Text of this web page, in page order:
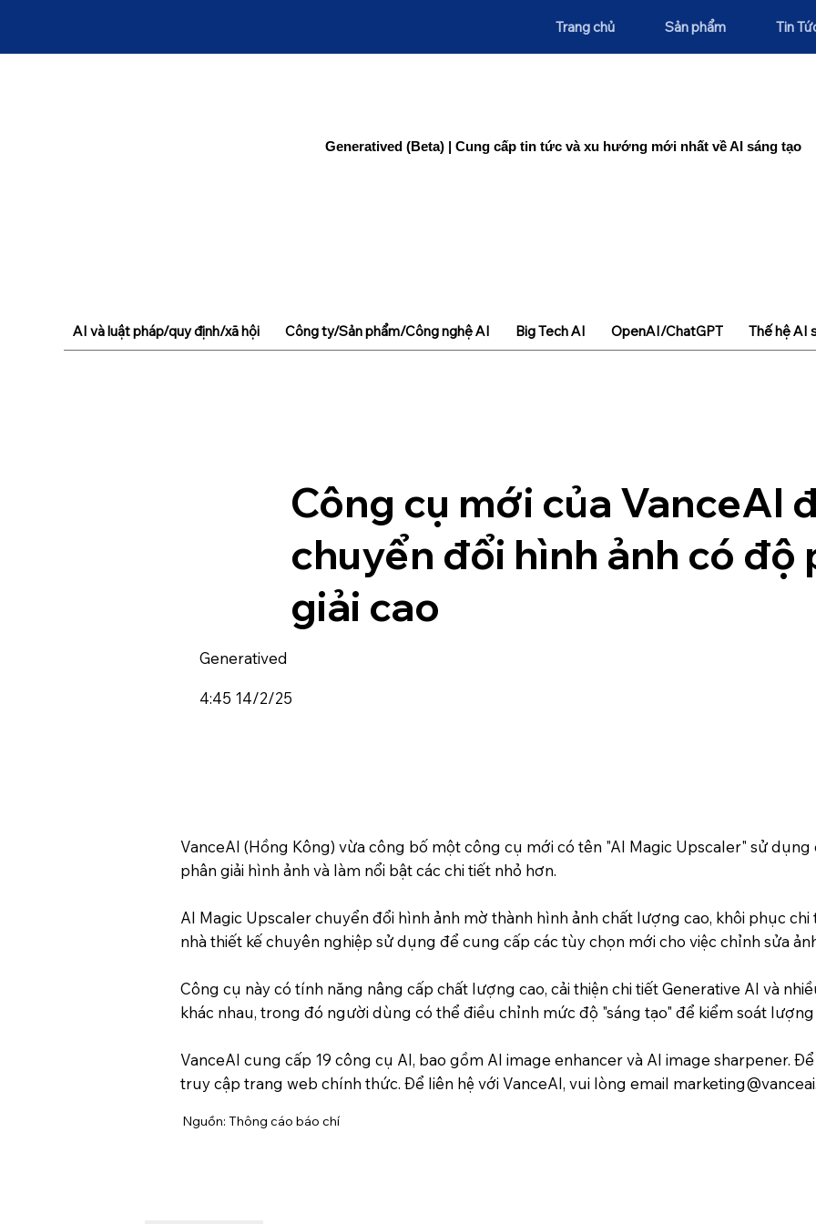
Trang chủ Sản phẩm Tin
Generatived (Beta) | Cung cấp tin tức và xu hướng mới nhất về AI sáng tạo
Công cụ mới của VanceAI
chuyển đổi hình ảnh có độ
giải cao
Generatived
4:45 14/2/25
VanceAI (Hồng Kông) vừa công bố một công cụ mới có tên "AI Magic Upscaler" sử dụng
phân giải hình ảnh và làm nổi bật các chi tiết nhỏ hơn.
AI Magic Upscaler chuyển đổi hình ảnh mờ thành hình ảnh chất lượng cao, khôi phục chi
nhà thiết kế chuyên nghiệp sử dụng để cung cấp các tùy chọn mới cho việc chỉnh sửa
Công cụ này có tính năng nâng cấp chất lượng cao, cải thiện chi tiết Generative AI và
khác nhau, trong đó người dùng có thể điều chỉnh mức độ "sáng tạo" để kiểm soát
VanceAI cung cấp 19 công cụ AI, bao gồm AI image enhancer và AI image sharpener.
truy cập trang web chính thức. Để liên hệ với VanceAI, vui lòng email
Nguồn: Thông cáo báo chí
AI và luật pháp/quy định/xã hội Công ty/Sản phẩm/Công nghệ AI Big Tech AI OpenAI/ChatGPT Thế hệ AI